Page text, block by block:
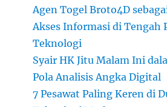
Agen Togel Broto4D
Akses Informasi di Tengah
Teknologi
Syair HK Jitu Malam Ini
Pola Analisis Angka Digital
7 Pesawat Paling Keren di